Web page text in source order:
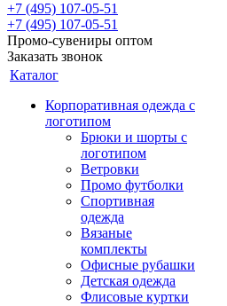
+7 (495) 107-05-51
+7 (495) 107-05-51
Промо-сувениры оптом
Заказать звонок
Каталог
Корпоративная одежда с
логотипом
Брюки и шорты с
логотипом
Ветровки
Промо футболки
Спортивная
одежда
Вязаные
комплекты
Офисные рубашки
Детская одежда
Флисовые куртки